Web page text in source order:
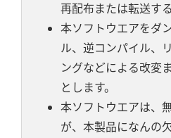
再配布または転送す
本ソフトウエアをダ
ル、逆コンパイル、
ングなどによる改変
とします。
本ソフトウエアは、
が、本製品になんの